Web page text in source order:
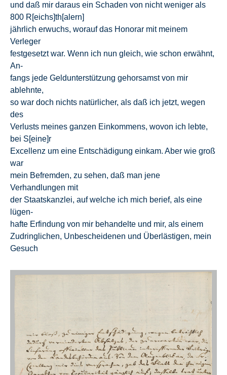
und daß mir daraus ein Schaden von nicht weniger als
800 R[eichs]th[alern]
jährlich erwuchs, worauf das Honorar mit meinem
Verleger
festgesetzt war. Wenn ich nun gleich, wie schon erwähnt,
An-
fangs jede Geldunterstützung gehorsamst von mir
ablehnte,
so war doch nichts natürlicher, als daß ich jetzt, wegen
des
Verlusts meines ganzen Einkommens, wovon ich lebte,
bei S[eine]r
Excellenz um eine Entschädigung einkam. Aber wie groß
war
mein Befremden, zu sehen, daß man jene
Verhandlungen mit
der Staatskanzlei, auf welche ich mich berief, als eine
lügen-
hafte Erfindung von mir behandelte und mir, als einem
Zudringlichen, Unbescheidenen und Überlästigen, mein
Gesuch